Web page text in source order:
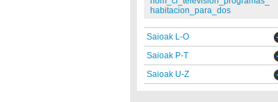
habitacion_para_dos
Saioak L-O
Saioak P-T
Saioak U-Z